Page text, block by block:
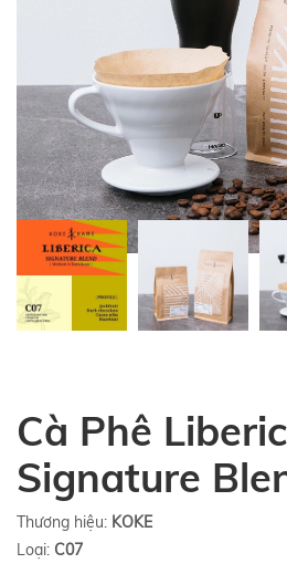
Cà Phê
Signature
Thương hiệu: KOKE
Loại: C07